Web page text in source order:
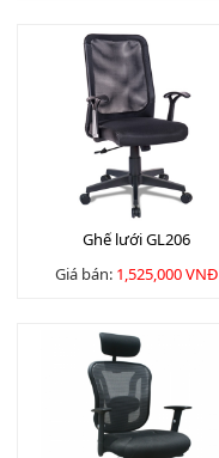
Ghế lưới GL206
Giá bán: 1,525,000 VNĐ